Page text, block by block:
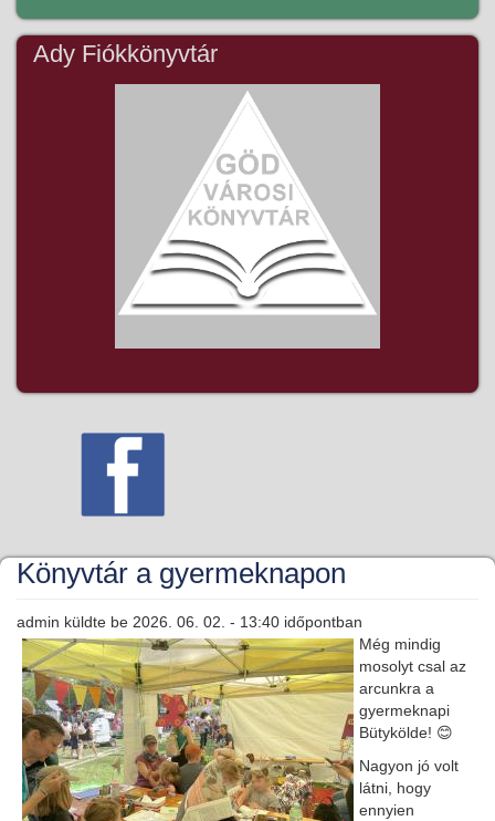
Ady Fiókkönyvtár
Könyvtár a gyermeknapon
admin küldte be 2026. 06. 02. - 13:40 időpontban
Még mindig
mosolyt csal az
arcunkra a
gyermeknapi
Bütykölde! 😊
Nagyon jó volt
látni, hogy
ennyien